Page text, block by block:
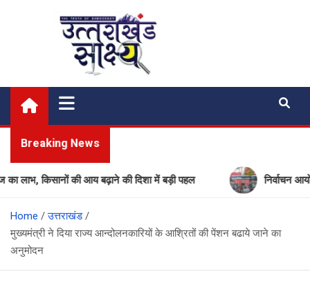
Uttarakhand Shakshya
My News Portal
Breaking News
की आय बढ़ाने की दिशा में बड़ी पहल निर्वाचन आयोग की
Home
उत्तराखंड
मुख्यमंत्री ने दिया राज्य आन्दोलनकारियों के आश्रितों की पेंशन बढाये जाने का
अनुमोदन